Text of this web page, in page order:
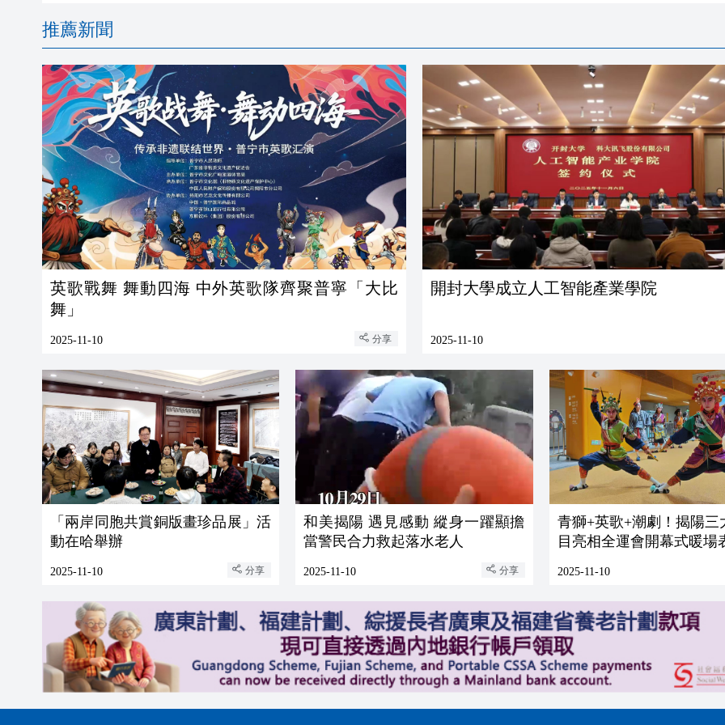
推薦新聞
英歌戰舞 舞動四海 中外英歌隊齊聚普寧「大比
舞」
2025-11-10 分享
開封大學成立人工智能產業學院
2025-11-10
「兩岸同胞共賞銅版畫珍品展」活
動在哈舉辦
2025-11-10 分享
和美揭陽 遇見感動 縱身一躍顯擔
當警民合力救起落水老人
2025-11-10 分享
青獅+英歌+潮劇！揭陽三
目亮相全運會開幕式暖場
2025-11-10